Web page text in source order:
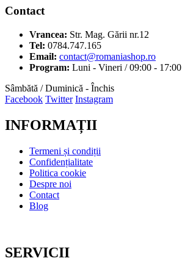
Contact
Vrancea: Str. Mag. Gării nr.12
Tel: 0784.747.165
Email: contact@romaniashop.ro
Program: Luni - Vineri / 09:00 - 17:00
Sâmbătă / Duminică - Închis
Facebook Twitter Instagram
INFORMAȚII
Termeni și condiții
Confidențialitate
Politica cookie
Despre noi
Contact
Blog
SERVICII